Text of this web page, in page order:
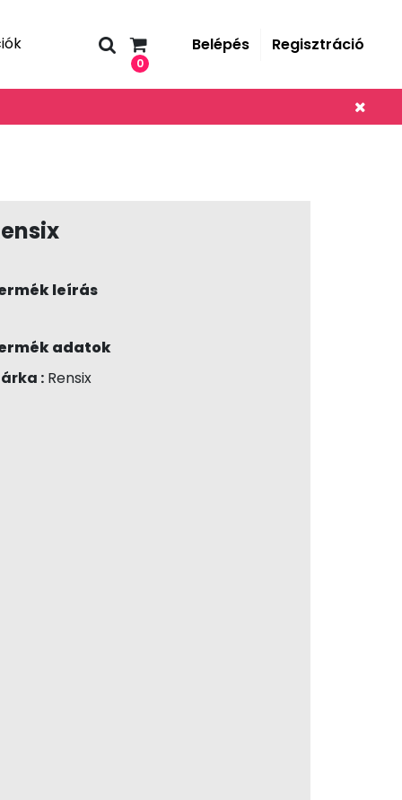
0
Belépés Regisztráció
leírás
adatok
:Rensix